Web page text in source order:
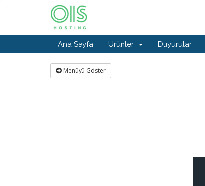
Ana Sayfa Ürünler Duyurular
Menüyü Göster